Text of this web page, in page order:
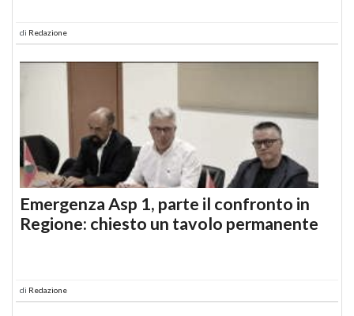
di Redazione
Emergenza Asp 1, parte il confronto in
Regione: chiesto un tavolo permanente
di Redazione